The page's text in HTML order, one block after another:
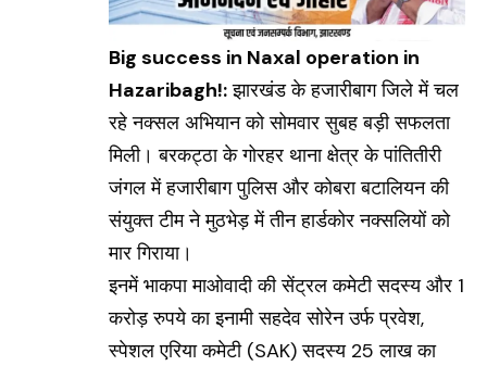
Big success in Naxal operation in
Hazaribagh!:झारखंड के हजारीबाग जिले में चल
रहे नक्सल अभियान को सोमवार सुबह बड़ी सफलता
मिली। बरकट्ठा के गोरहर थाना क्षेत्र के पांतितीरी
जंगल में हजारीबाग पुलिस और कोबरा बटालियन की
संयुक्त टीम ने मुठभेड़ में तीन हार्डकोर नक्सलियों को
मार गिराया।
इनमें भाकपा माओवादी की सेंट्रल कमेटी सदस्य और 1
करोड़ रुपये का इनामी सहदेव सोरेन उर्फ प्रवेश,
स्पेशल एरिया कमेटी (SAK) सदस्य 25 लाख का